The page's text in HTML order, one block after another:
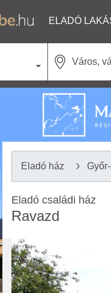
ELADÓ
Eladó ház
Eladó családi ház
Ravazd